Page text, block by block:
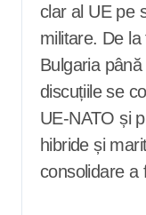
clar al UE pe
militare. De
Bulgaria
discuțiile se
UE-NATO și
hibride și
consolidare a